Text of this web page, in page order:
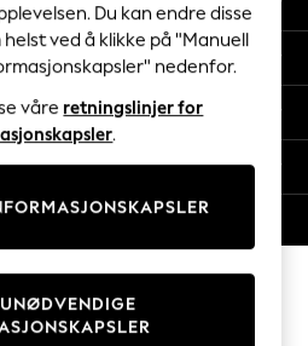
Sets
Du kan endre disse
ved å klikke på "Manuell
nedenfor.
våre retningslinjer for
.